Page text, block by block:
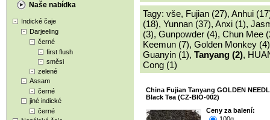
Naše nabídka
Indické čaje
Darjeeling
černé
first flush
směsi
zelené
Assam
černé
jiné indické
černé
Tagy: vše, Fujian (27), Anhui
(18), Yunnan (37), Anxi (1),
(3), Gunpowder (4), Chun Mee
Keemun (7), Golden Monkey (4)
Guanyin (1), Tanyang (2),
Cong (1)
China Fujian Tanyang GOLDEN
Black Tea (CZ-BIO-002)
Ceny za balení: